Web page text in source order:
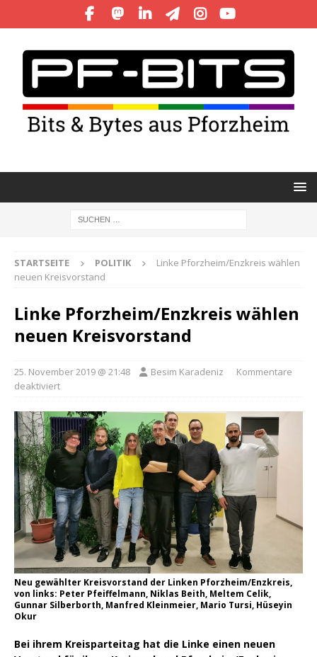
STARTSEITE POLITIK
Linke Pforzheim/Enzkreis wählen
neuen Kreisvorstand
Linke Pforzheim/Enzkreis wählen
neuen Kreisvorstand
25. November 2019 @ 21:48 Besim Karadeniz
Kommentare
deaktiviert
Neu gewählter Kreisvorstand der Linken Pforzheim/Enzkreis,
von links: Peter Pfeiffelmann, Niklas Beith, Meltem Celik,
Gunnar Silberborth, Manfred Kleinmeier, Mario Tursi, Hüseyin
Okur
Bei ihrem Kreisparteitag hat die Linke einen neuen